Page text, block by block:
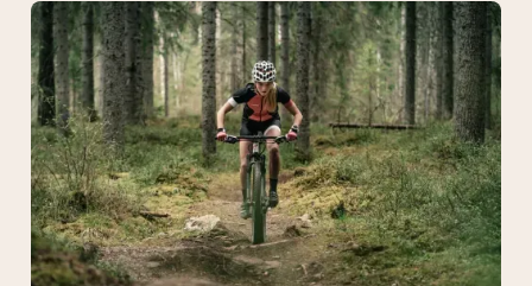
From
asphalt
to
trail:
your
guide
to
MTB
at
Högbo